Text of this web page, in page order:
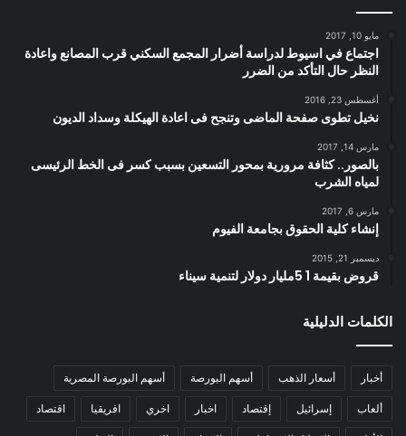
مايو 10, 2017
اجتماع في اسيوط لدراسة أضرار المجمع السكني قرب المصانع واعادة
النظر حال التأكد من الضرر
أغسطس 23, 2016
نخيل تطوى صفحة الماضى وتنجح فى اعادة الهيكلة وسداد الديون
مارس 14, 2017
بالصور.. كثافة مرورية بمحور التسعين بسبب كسر فى الخط الرئيسى
لمياه الشرب
مارس 6, 2017
إنشاء كلية الحقوق بجامعة الفيوم
ديسمبر 21, 2015
قروض بقيمة 1 5مليار دولار لتنمية سيناء
الكلمات الدليلية
أخبار أسعار الذهب أسهم البورصة أسهم البورصة المصرية
ألعاب إسرائيل إقتصاد اخبار اخري افريقيا اقتصاد